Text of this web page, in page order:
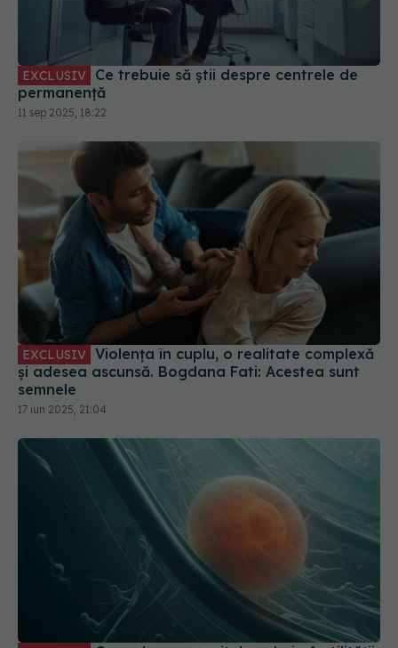
EXCLUSIV
permanență
11 sep 2025, 18:22
EXCLUSIV
și adesea ascunsă. Bogdana Fati: Acestea sunt
semnele
17 iun 2025, 21:04